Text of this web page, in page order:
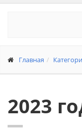
Главная
2023